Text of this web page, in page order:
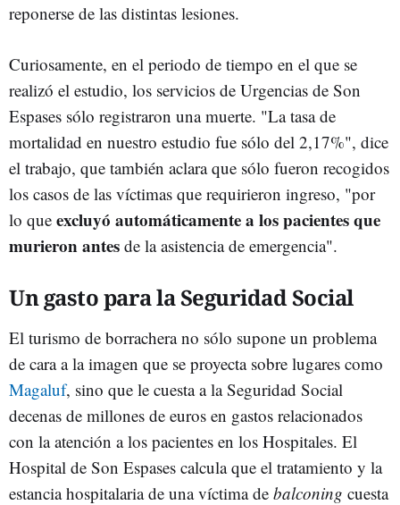
reponerse de las distintas lesiones.
Curiosamente, en el periodo de tiempo en el que se
realizó el estudio, los servicios de Urgencias de Son
Espases sólo registraron una muerte. "La tasa de
mortalidad en nuestro estudio fue sólo del 2,17%", dice
el trabajo, que también aclara que sólo fueron recogidos
los casos de las víctimas que requirieron ingreso, "por
lo que excluyó automáticamente a los pacientes que
murieron antes de la asistencia de emergencia".
Un gasto para la Seguridad Social
El turismo de borrachera no sólo supone un problema
de cara a la imagen que se proyecta sobre lugares como
Magaluf, sino que le cuesta a la Seguridad Social
decenas de millones de euros en gastos relacionados
con la atención a los pacientes en los Hospitales. El
Hospital de Son Espases calcula que el tratamiento y la
estancia hospitalaria de una víctima de balconing cuesta